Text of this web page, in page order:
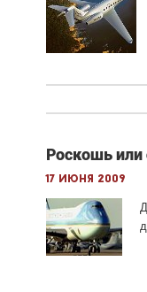
Роскошь или
17 июня 2009